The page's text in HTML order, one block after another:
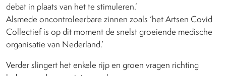
debat in plaats van het te stimuleren.’
Alsmede oncontroleerbare zinnen zoals ‘het Artsen Covid
Collectief is op dit moment de snelst groeiende medische
organisatie van Nederland.’
Verder slingert het enkele rijp en groen vragen richting